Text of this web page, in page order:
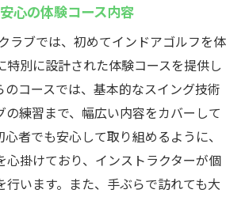
心の体験コース内容
ラブでは、初めてインドアゴルフを体
特別に設計された体験コースを提供し
のコースでは、基本的なスイング技術
の練習まで、幅広い内容をカバーして
者でも安心して取り組めるように、
心掛けており、インストラクターが個
行います。また、手ぶらで訪れても大